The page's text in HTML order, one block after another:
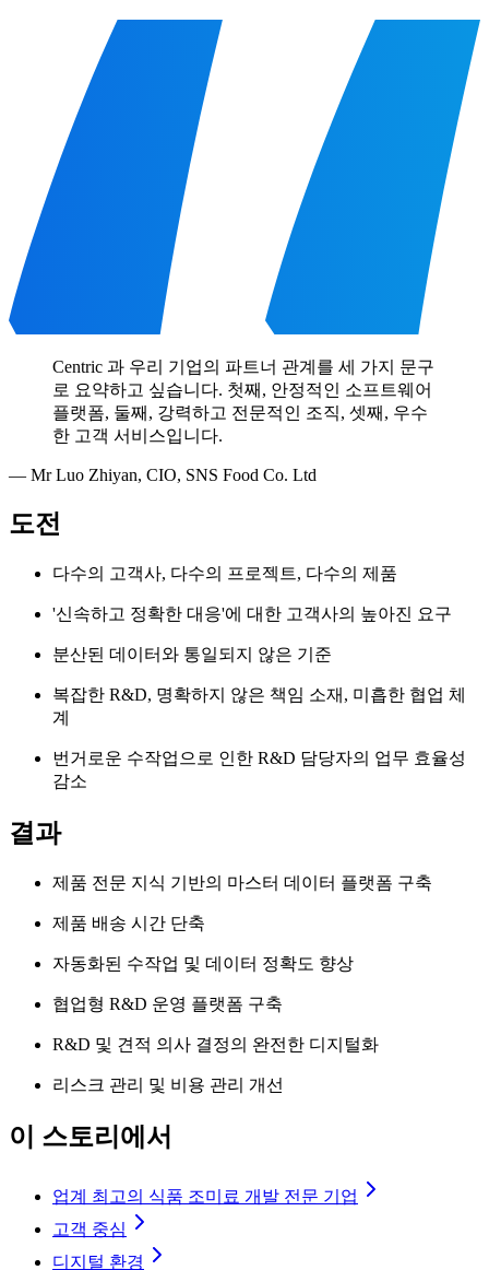
Centric 과 우리 기업의 파트너 관계를 세 가지 문구
로 요약하고 싶습니다. 첫째, 안정적인 소프트웨어
플랫폼, 둘째, 강력하고 전문적인 조직, 셋째, 우수
한 고객 서비스입니다.
— Mr Luo Zhiyan, CIO, SNS Food Co. Ltd
도전
다수의 고객사, 다수의 프로젝트, 다수의 제품
'신속하고 정확한 대응'에 대한 고객사의 높아진 요구
분산된 데이터와 통일되지 않은 기준
복잡한 R&D, 명확하지 않은 책임 소재, 미흡한 협업 체
계
번거로운 수작업으로 인한 R&D 담당자의 업무 효율성
감소
결과
제품 전문 지식 기반의 마스터 데이터 플랫폼 구축
제품 배송 시간 단축
자동화된 수작업 및 데이터 정확도 향상
협업형 R&D 운영 플랫폼 구축
R&D 및 견적 의사 결정의 완전한 디지털화
리스크 관리 및 비용 관리 개선
이 스토리에서
업계 최고의 식품 조미료 개발 전문 기업
고객 중심
디지털 환경